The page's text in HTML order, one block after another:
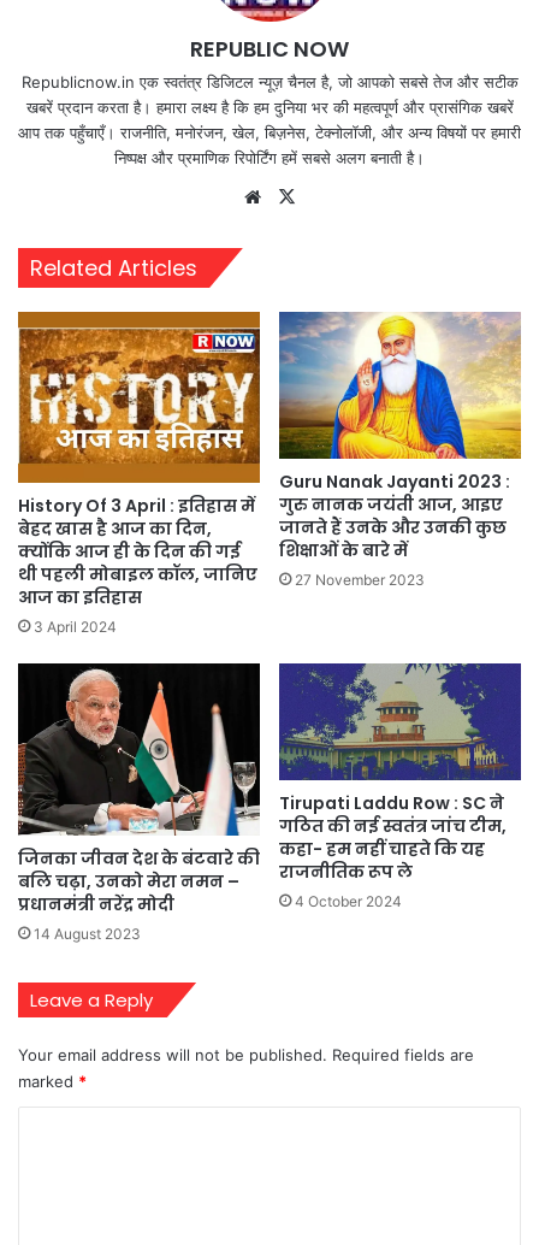
REPUBLIC NOW
Republicnow.in एक स्वतंत्र डिजिटल न्यूज़ चैनल है, जो आपको सबसे तेज और सटीक
खबरें प्रदान करता है। हमारा लक्ष्य है कि हम दुनिया भर की महत्वपूर्ण और प्रासंगिक खबरें
आप तक पहुँचाएँ। राजनीति, मनोरंजन, खेल, बिज़नेस, टेक्नोलॉजी, और अन्य विषयों पर हमारी
निष्पक्ष और प्रमाणिक रिपोर्टिंग हमें सबसे अलग बनाती है।
Website
Related Articles
History Of 3 April : इतिहास में
बेहद खास है आज का दिन,
क्योंकि आज ही के दिन की गई
थी पहली मोबाइल कॉल, जानिए
आज का इतिहास
3 April 2024
Guru Nanak Jayanti 2023 :
गुरु नानक जयंती आज, आइए
जानते हैं उनके और उनकी कुछ
शिक्षाओं के बारे में
27 November 2023
जिनका जीवन देश के बंटवारे की
बलि चढ़ा, उनको मेरा नमन –
प्रधानमंत्री नरेंद्र मोदी
14 August 2023
Tirupati Laddu Row : SC ने
गठित की नई स्वतंत्र जांच टीम,
कहा- हम नहीं चाहते कि यह
राजनीतिक रूप ले
4 October 2024
Leave a Reply
Your email address will not be published. Required fields are
marked *